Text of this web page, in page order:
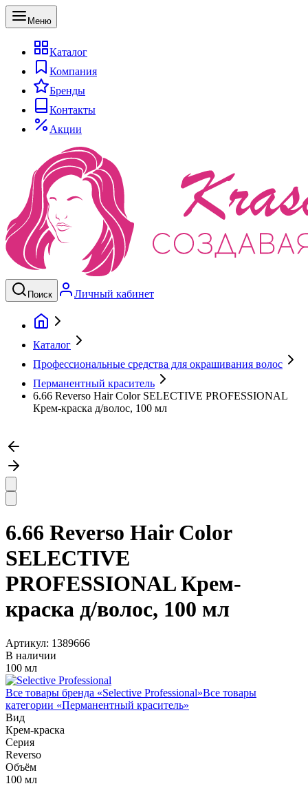
Меню
Каталог
Компания
Бренды
Контакты
Акции
Поиск Личный кабинет
Каталог
Профессиональные средства для окрашивания волос
Перманентный краситель
6.66 Reverso Hair Color SELECTIVE PROFESSIONAL
Крем-краска д/волос, 100 мл
6.66 Reverso Hair Color
SELECTIVE
PROFESSIONAL Крем-
краска д/волос, 100 мл
Артикул: 1389666
В наличии
100 мл
Все товары бренда «Selective Professional»Все товары
категории «Перманентный краситель»
Вид
Крем-краска
Серия
Reverso
Объём
100 мл